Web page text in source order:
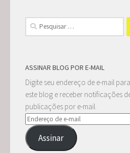
Pesquisar
por:
ASSINAR BLOG POR E-MAIL
Digite seu endereço de e-mail
este blog e receber notificações
publicações por e-mail.
Endereço
de
e-
Assinar